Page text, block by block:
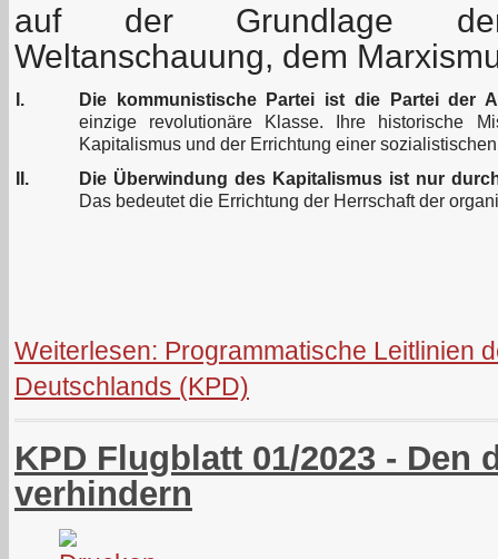
auf der Grundlage der
Weltanschauung, dem
I.
Die kommunistische Partei ist die Partei der
einzige revolutionäre Klasse. Ihre historische
Kapitalismus und der Errichtung einer
II.
Die Überwindung des Kapitalismus ist nur
Das bedeutet die Errichtung der Herrschaft der
Weiterlesen: Programmatische Leitlinien
Deutschlands (KPD)
KPD Flugblatt 01/2023 - Den
verhindern